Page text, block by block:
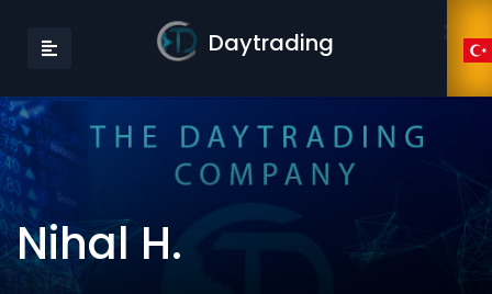
Daytrading
Nihal H.